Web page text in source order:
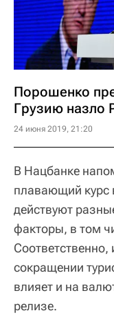
Порошенко
Грузию назло
24 июня 2019, 21:20
В Нацбанке
плавающий курс
действуют
факторы, в том
сокращении
влияет и на
релизе.